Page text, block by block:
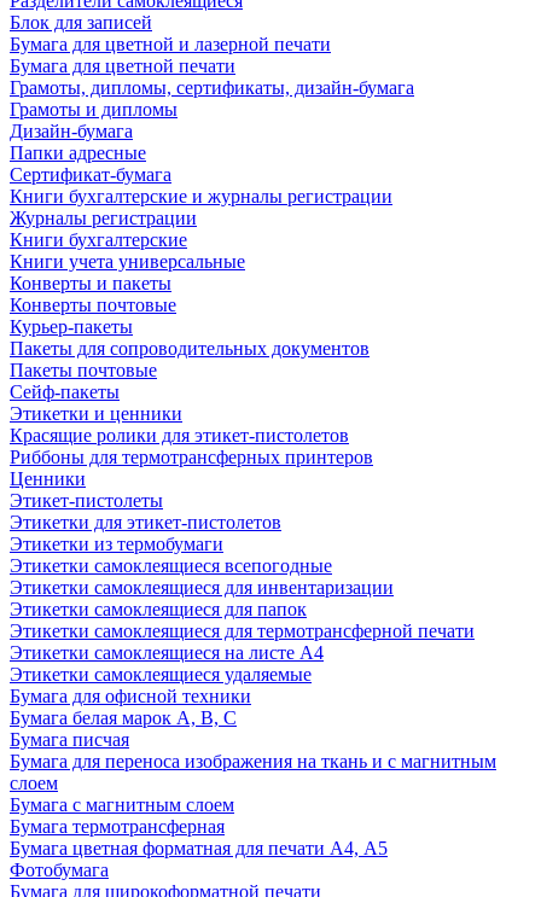
Блок для записей
Бумага для цветной и лазерной печати
Бумага для цветной печати
Грамоты, дипломы, сертификаты, дизайн-бумага
Грамоты и дипломы
Дизайн-бумага
Папки адресные
Сертификат-бумага
Книги бухгалтерские и журналы регистрации
Журналы регистрации
Книги бухгалтерские
Книги учета универсальные
Конверты и пакеты
Конверты почтовые
Курьер-пакеты
Пакеты для сопроводительных документов
Пакеты почтовые
Сейф-пакеты
Этикетки и ценники
Красящие ролики для этикет-пистолетов
Риббоны для термотрансферных принтеров
Ценники
Этикет-пистолеты
Этикетки для этикет-пистолетов
Этикетки из термобумаги
Этикетки самоклеящиеся всепогодные
Этикетки самоклеящиеся для инвентаризации
Этикетки самоклеящиеся для папок
Этикетки самоклеящиеся для термотрансферной печати
Этикетки самоклеящиеся на листе А4
Этикетки самоклеящиеся удаляемые
Бумага для офисной техники
Бумага белая марок А, В, С
Бумага писчая
Бумага для переноса изображения на ткань и с магнитным
слоем
Бумага с магнитным слоем
Бумага термотрансферная
Бумага цветная форматная для печати А4, А5
Фотобумага
Бумага для широкоформатной печати